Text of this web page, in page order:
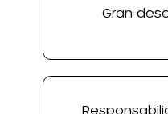
Gran